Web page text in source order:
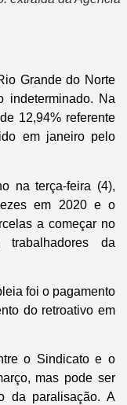
Grande do Norte
indeterminado. Na
12,94% referente
em janeiro pelo
na terça-feira (4),
em 2020 e o
a começar no
da
foi o pagamento
do retroativo em
o Sindicato e o
mas pode ser
da paralisação. A